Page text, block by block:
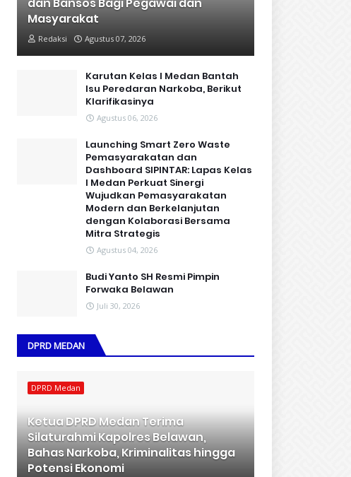
Masyarakat
Redaksi Agustus 07, 2026
Karutan Kelas I Medan Bantah
Isu Peredaran Narkoba, Berikut
Klarifikasinya
Agustus 06, 2026
Launching Smart Zero Waste
Pemasyarakatan dan
Dashboard SIPINTAR: Lapas Kelas
I Medan Perkuat Sinergi
Wujudkan Pemasyarakatan
Modern dan Berkelanjutan
dengan Kolaborasi Bersama
Mitra Strategis
Agustus 04, 2026
Budi Yanto SH Resmi Pimpin
Forwaka Belawan
Juli 30, 2026
DPRD MEDAN
DPRD Medan
Ketua DPRD Medan Terima
Silaturahmi Kapolres Belawan,
Bahas Narkoba, Kriminalitas hingga
Potensi Ekonomi